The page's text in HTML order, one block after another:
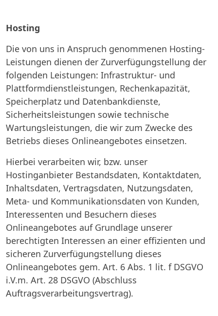
Hosting
Die von uns in Anspruch genommenen Hosting-
Leistungen dienen der Zurverfügungstellung der
folgenden Leistungen: Infrastruktur- und
Plattformdienstleistungen, Rechenkapazität,
Speicherplatz und Datenbankdienste,
Sicherheitsleistungen sowie technische
Wartungsleistungen, die wir zum Zwecke des
Betriebs dieses Onlineangebotes einsetzen.
Hierbei verarbeiten wir, bzw. unser
Hostinganbieter Bestandsdaten, Kontaktdaten,
Inhaltsdaten, Vertragsdaten, Nutzungsdaten,
Meta- und Kommunikationsdaten von Kunden,
Interessenten und Besuchern dieses
Onlineangebotes auf Grundlage unserer
berechtigten Interessen an einer effizienten und
sicheren Zurverfügungstellung dieses
Onlineangebotes gem. Art. 6 Abs. 1 lit. f DSGVO
i.V.m. Art. 28 DSGVO (Abschluss
Auftragsverarbeitungsvertrag).